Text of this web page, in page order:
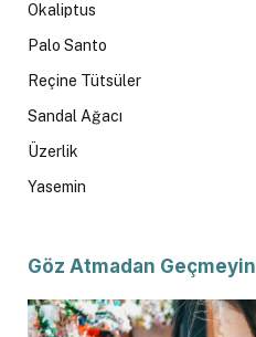
Okaliptus
Palo Santo
Reçine Tütsüler
Sandal Ağacı
Üzerlik
Yasemin
Göz Atmadan Geçmeyin